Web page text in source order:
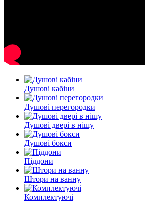
Душові кабіни
Душові перегородки
Душові двері в нішу
Душові бокси
Піддони
Штори на ванну
Комплектуючі